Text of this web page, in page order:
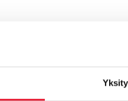
suomeksi,